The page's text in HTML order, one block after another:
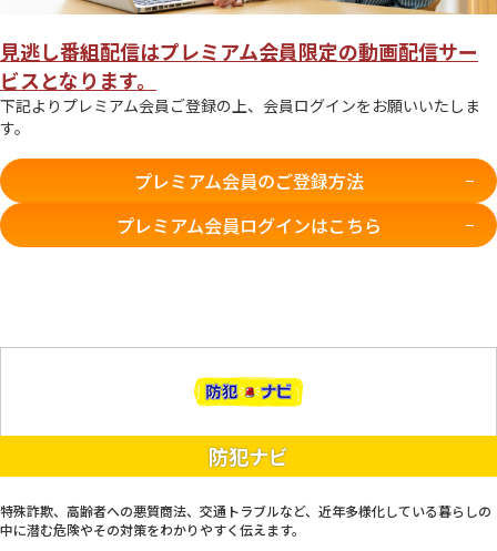
見逃し番組配信はプレミアム会員限定の動画配信サー
ビスとなります。
下記よりプレミアム会員ご登録の上、会員ログインをお願いいたしま
す。
プレミアム会員のご登録方法
プレミアム会員ログインはこちら
防犯ナビ
特殊詐欺、⾼齢者への悪質商法、交通トラブルなど、近年多様化している暮らしの
中に潜む危険やその対策をわかりやすく伝えます。